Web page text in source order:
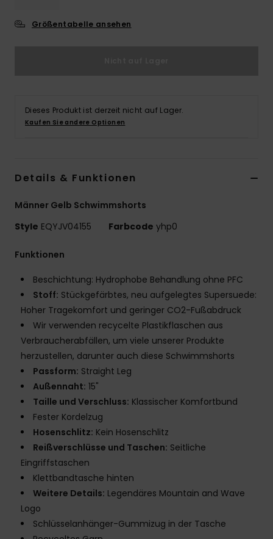
Größentabelle ansehen
Dieses Produkt ist derzeit nicht auf Lager.
Kaufen Sie andere Optionen
Details & Funktionen
Männer Gelb Schwimmshorts
Style EQYJV04155 Farbcode yhp0
Funktionen
Beschichtung: Hydrophobe Behandlung ohne PFC
Stoff: Stückgefärbtes, neu aufgelegtes Supersuede:
Hoher Tragekomfort und geringer CO2-Fußabdruck
Wir verwenden recycelte Plastikflaschen aus
Verbraucherabfällen, um viele unserer Produkte
herzustellen, darunter auch diese Schwimmshorts
Passform: Straight Leg
Außennaht: 15"
Taille und Verschluss: Klassischer Komfortbund
Fester Kordelzug
Hosenschlitz: Kein Hosenschlitz
Reißverschlüsse und Taschen: Seitliche
Eingriffstaschen
Klettbandtasche hinten
Weitere Details: Legendäres Mountain and Wave
Logo
Schlüsselanhänger-Gummizug in der Tasche